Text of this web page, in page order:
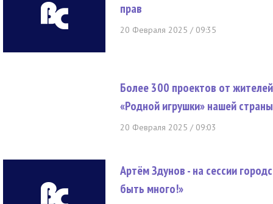
прав
20 Февраля 2025 / 09:35
Более 300 проектов от
«Родной игрушки» нашей страны
20 Февраля 2025 / 09:03
Артём Здунов - на сессии
быть много!»